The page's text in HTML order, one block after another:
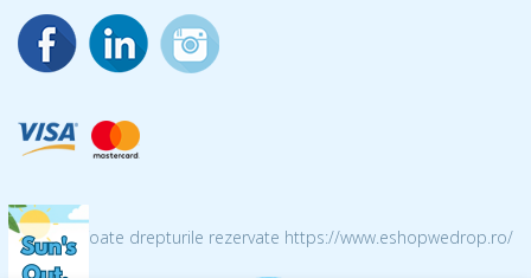
© 2026 Toate drepturile rezervate https://www.eshopwedrop.ro/